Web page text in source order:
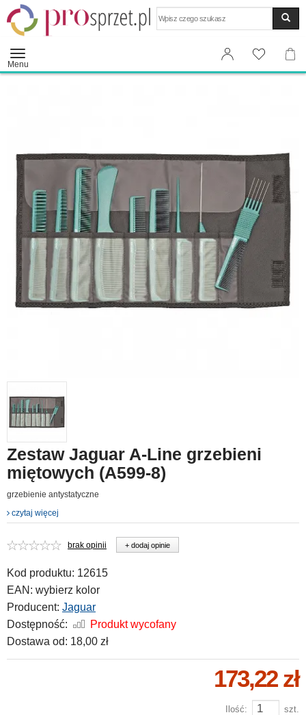
Menu
Zestaw Jaguar A-Line grzebieni
miętowych (A599-8)
grzebienie antystatyczne
czytaj więcej
brak opinii + dodaj opinie
Kod produktu: 12615
EAN: wybierz kolor
Producent: Jaguar
Dostępność:
Produkt wycofany
Dostawa od: 18,00 zł
173,22 zł
Ilość: szt.